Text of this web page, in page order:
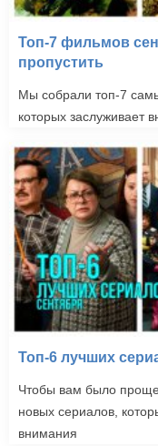
Топ-7 фильмов
пропустить
Мы собрали топ-7
которых заслуживает
Топ-6 лучших
Чтобы вам было
новых сериалов,
внимания